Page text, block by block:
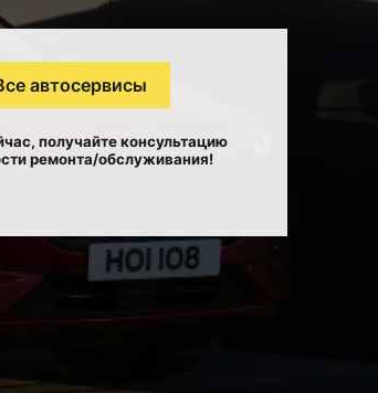
автосервисы
получайте консультацию
ремонта/обслуживания!